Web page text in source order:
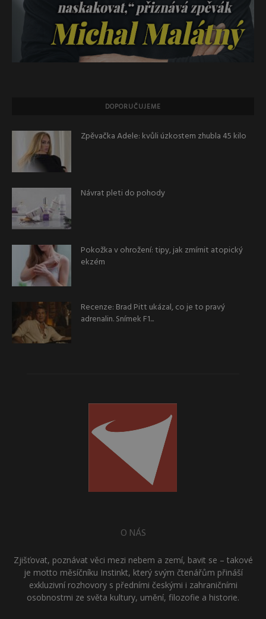
DOPORUČUJEME
Zpěvačka Adele: kvůli úzkostem zhubla 45 kilo
Návrat pleti do pohody
Pokožka v ohrožení: tipy, jak zmírnit atopický
ekzém
Recenze: Brad Pitt ukázal, co je to pravý
adrenalin. Snímek F1...
O NÁS
Zjišťovat, poznávat věci mezi nebem a zemí, bavit se – takové
je motto měsíčníku Instinkt, který svým čtenářům přináší
exkluzivní rozhovory s předními českými i zahraničními
osobnostmi ze světa kultury, umění, filozofie a historie.